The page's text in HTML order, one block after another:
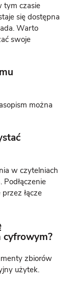
tym czasie
się dostępna
Warto
swoje
można
w czytelniach
łącze
cyfrowym?
zbiorów
użytek.